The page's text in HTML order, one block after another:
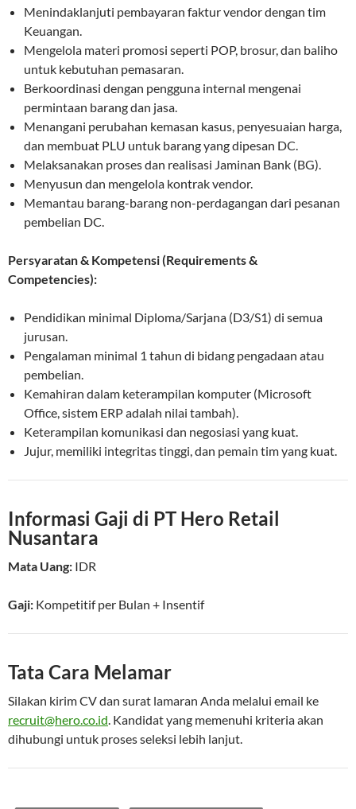
Menindaklanjuti pembayaran faktur vendor dengan tim
Keuangan.
Mengelola materi promosi seperti POP, brosur, dan baliho
untuk kebutuhan pemasaran.
Berkoordinasi dengan pengguna internal mengenai
permintaan barang dan jasa.
Menangani perubahan kemasan kasus, penyesuaian harga,
dan membuat PLU untuk barang yang dipesan DC.
Melaksanakan proses dan realisasi Jaminan Bank (BG).
Menyusun dan mengelola kontrak vendor.
Memantau barang-barang non-perdagangan dari pesanan
pembelian DC.
Persyaratan & Kompetensi (Requirements &
Competencies):
Pendidikan minimal Diploma/Sarjana (D3/S1) di semua
jurusan.
Pengalaman minimal 1 tahun di bidang pengadaan atau
pembelian.
Kemahiran dalam keterampilan komputer (Microsoft
Office, sistem ERP adalah nilai tambah).
Keterampilan komunikasi dan negosiasi yang kuat.
Jujur, memiliki integritas tinggi, dan pemain tim yang kuat.
Informasi Gaji di PT Hero Retail
Nusantara
Mata Uang: IDR
Gaji: Kompetitifper Bulan + Insentif
Tata Cara Melamar
Silakan kirim CV dan surat lamaran Anda melalui email ke
recruit@hero.co.id. Kandidat yang memenuhi kriteria akan
dihubungi untuk proses seleksi lebih lanjut.